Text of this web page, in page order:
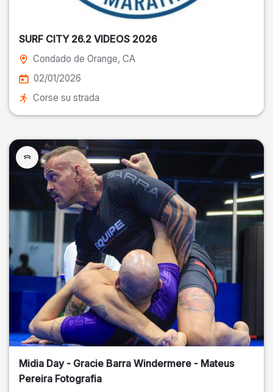
SURF CITY 26.2 VIDEOS 2026
Condado de Orange, CA
02/01/2026
Corse su strada
Midia Day - Gracie Barra Windermere - Mateus
Pereira Fotografia